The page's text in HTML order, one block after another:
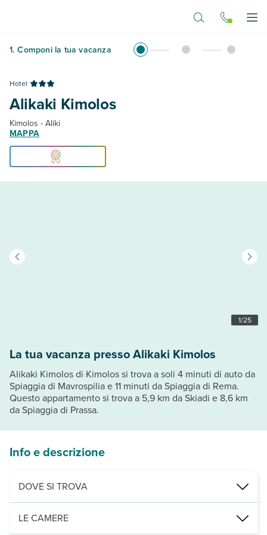
1. Componi la tua vacanza
Hotel
Alikaki Kimolos
Kimolos - Aliki
MAPPA
1/25
La tua vacanza presso Alikaki Kimolos
Alikaki Kimolos di Kimolos si trova a soli 4 minuti di auto da
Spiaggia di Mavrospilia e 11 minuti da Spiaggia di Rema.
Questo appartamento si trova a 5,9 km da Skiadi e 8,6 km
da Spiaggia di Prassa.
Info e descrizione
DOVE SI TROVA
Nelle vicinanze di: Spiaggia di Aliki
LE CAMERE